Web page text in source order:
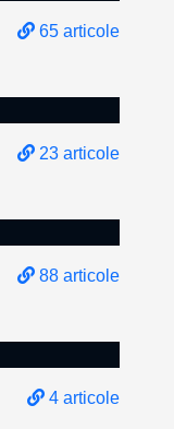
65 articole
23 articole
88 articole
4 articole